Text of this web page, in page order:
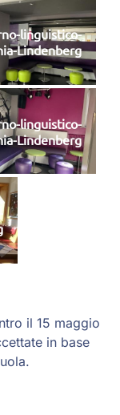
linguistico-
Lindenberg
linguistico-
Lindenberg
il 15 maggio
in base